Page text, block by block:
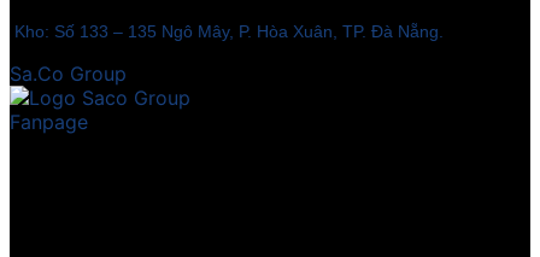
Kho: Số 133 – 135 Ngô Mây, P. Hòa Xuân, TP. Đà Nẵng.
Sa.Co Group
Fanpage